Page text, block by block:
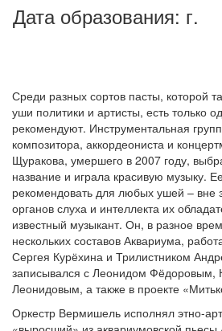
Дата образования: г.
Среди разных сортов пасты, которой
уши политики и артисты, есть только
рекомендуют. Инструментальная
композитора, аккордеониста и
Щуракова, умершего в 2007 году,
название и играла красивую музыку.
рекомендовать для любых ушей – вне
органов слуха и интеллекта их
известный музыкант. Он, в разное
нескольких составов Аквариума,
Сергея Курёхина и Трилистником
записывался с Леонидом Фёдоровым,
Леонидовым, а также в проекте
Оркестр Вермишель исполнял этно-